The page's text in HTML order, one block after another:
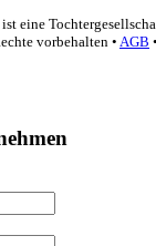
eine
vorbehalten • AGB •